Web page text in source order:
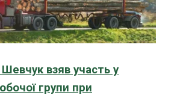
взяв участь у
групи при